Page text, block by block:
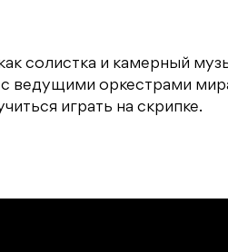
солистка и камерный
ведущими оркестрами
играть на скрипке.